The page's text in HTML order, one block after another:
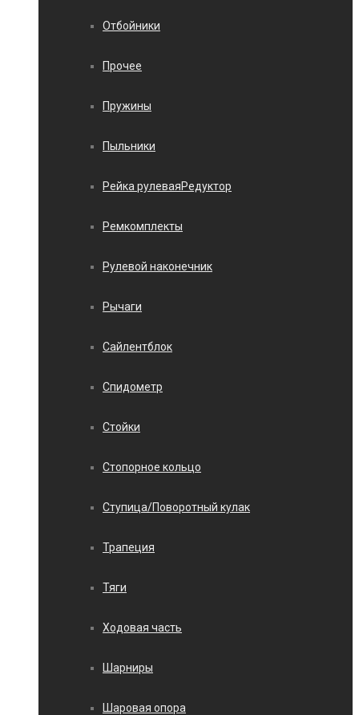
Отбойники
Прочее
Пружины
Пыльники
Рейка рулеваяРедуктор
Ремкомплекты
Рулевой наконечник
Рычаги
Сайлентблок
Спидометр
Стойки
Стопорное кольцо
Ступица/Поворотный кулак
Трапеция
Тяги
Ходовая часть
Шарниры
Шаровая опора